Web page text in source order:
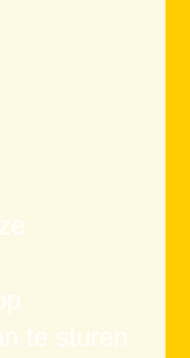
te sturen